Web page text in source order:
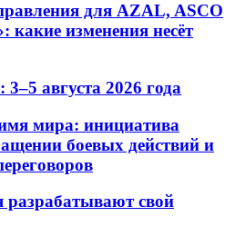
для AZAL, ASCO
какие изменения несёт
августа 2026 года
мира: инициатива
боевых действий и
свой